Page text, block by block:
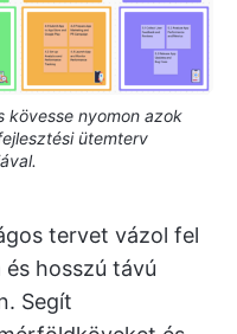
kövesse nyomon azok
ütemterv
tervet vázol fel
hosszú távú
Segít